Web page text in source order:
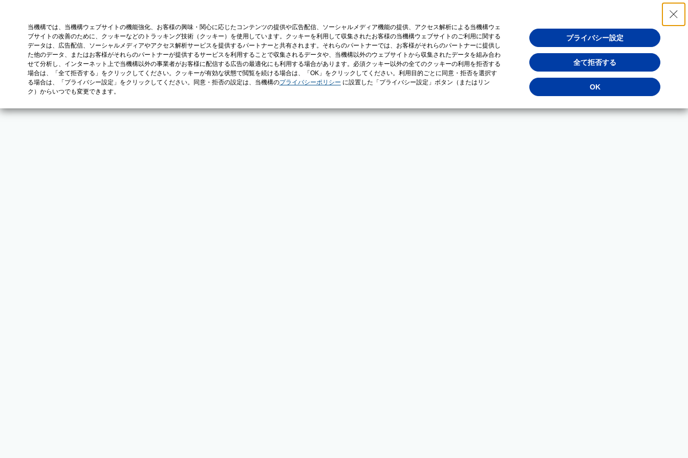
当機構では、当機構ウェブサイトの機能強化、お客様の興味・関心に応じたコンテンツの提供や広告配信、ソーシャルメディア機能の提供、アクセス解析による当機構ウェ
ブサイトの改善のために、クッキーなどのトラッキング技術（クッキー）を使用しています。クッキーを利用して収集されたお客様の当機構ウェブサイトのご利用に関する
データは、広告配信、ソーシャルメディアやアクセス解析サービスを提供するパートナーと共有されます。それらのパートナーでは、お客様がそれらのパートナーに提供し
た他のデータ、またはお客様がそれらのパートナーが提供するサービスを利用することで収集されるデータや、当機構以外のウェブサイトから収集されたデータを組み合わ
せて分析し、インターネット上で当機構以外の事業者がお客様に配信する広告の最適化にも利用する場合があります。必須クッキー以外の全てのクッキーの利用を拒否する
場合は、「全て拒否する」をクリックしてください。クッキーが有効な状態で閲覧を続ける場合は、「OK」をクリックしてください。利用目的ごとに同意・拒否を選択す
る場合は、「プライバシー設定」をクリックしてください。同意・拒否の設定は、当機構のプライバシーポリシー に設置した「プライバシー設定」ボタン（またはリン
ク）からいつでも変更できます。
プライバシー設定
全て拒否する
OK